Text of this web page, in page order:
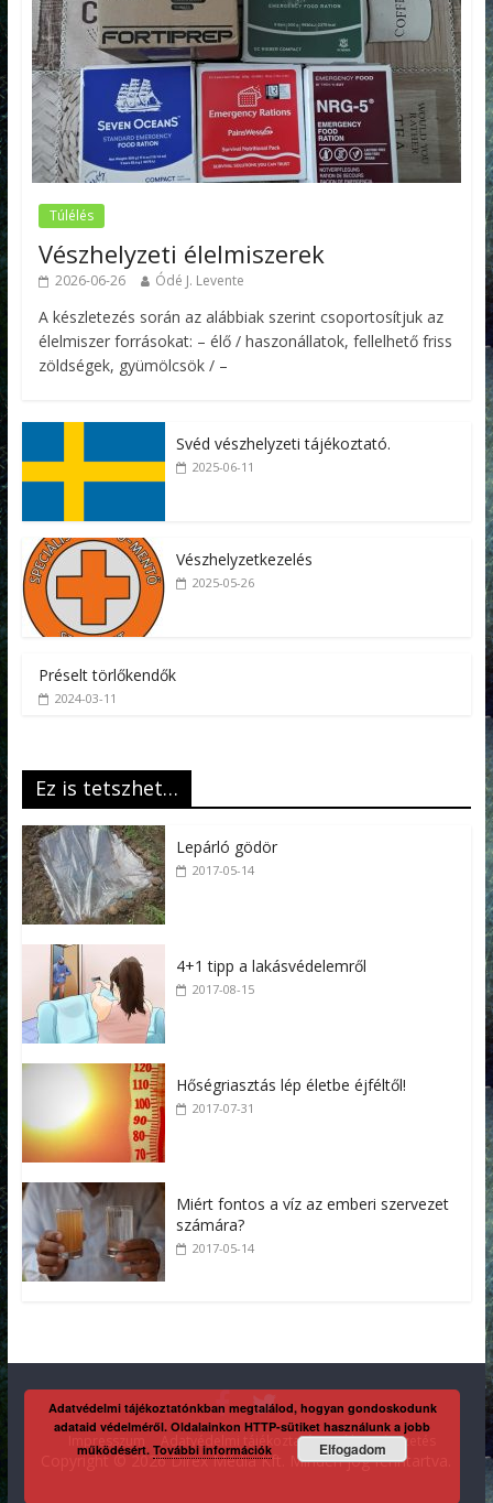
Túlélés
Vészhelyzeti élelmiszerek
2026-06-26 Ódé J. Levente
A készletezés során az alábbiak szerint csoportosítjuk az
élelmiszer forrásokat: – élő / haszonállatok, fellelhető friss
zöldségek, gyümölcsök / –
Svéd vészhelyzeti tájékoztató.
2025-06-11
Vészhelyzetkezelés
2025-05-26
Préselt törlőkendők
2024-03-11
Ez is tetszhet…
Lepárló gödör
2017-05-14
4+1 tipp a lakásvédelemről
2017-08-15
Hőségriasztás lép életbe éjféltől!
2017-07-31
Miért fontos a víz az emberi szervezet
számára?
2017-05-14
Adatvédelmi tájékoztató Kaliber előfizetés
Copyright © 2026 Direx Média Kft. Minden jog fenntartva.
Adatvédelmi tájékoztatónkban megtalálod, hogyan gondoskodunk
adataid védelméről. Oldalainkon HTTP-sütiket használunk a jobb
működésért.További információk Elfogadom